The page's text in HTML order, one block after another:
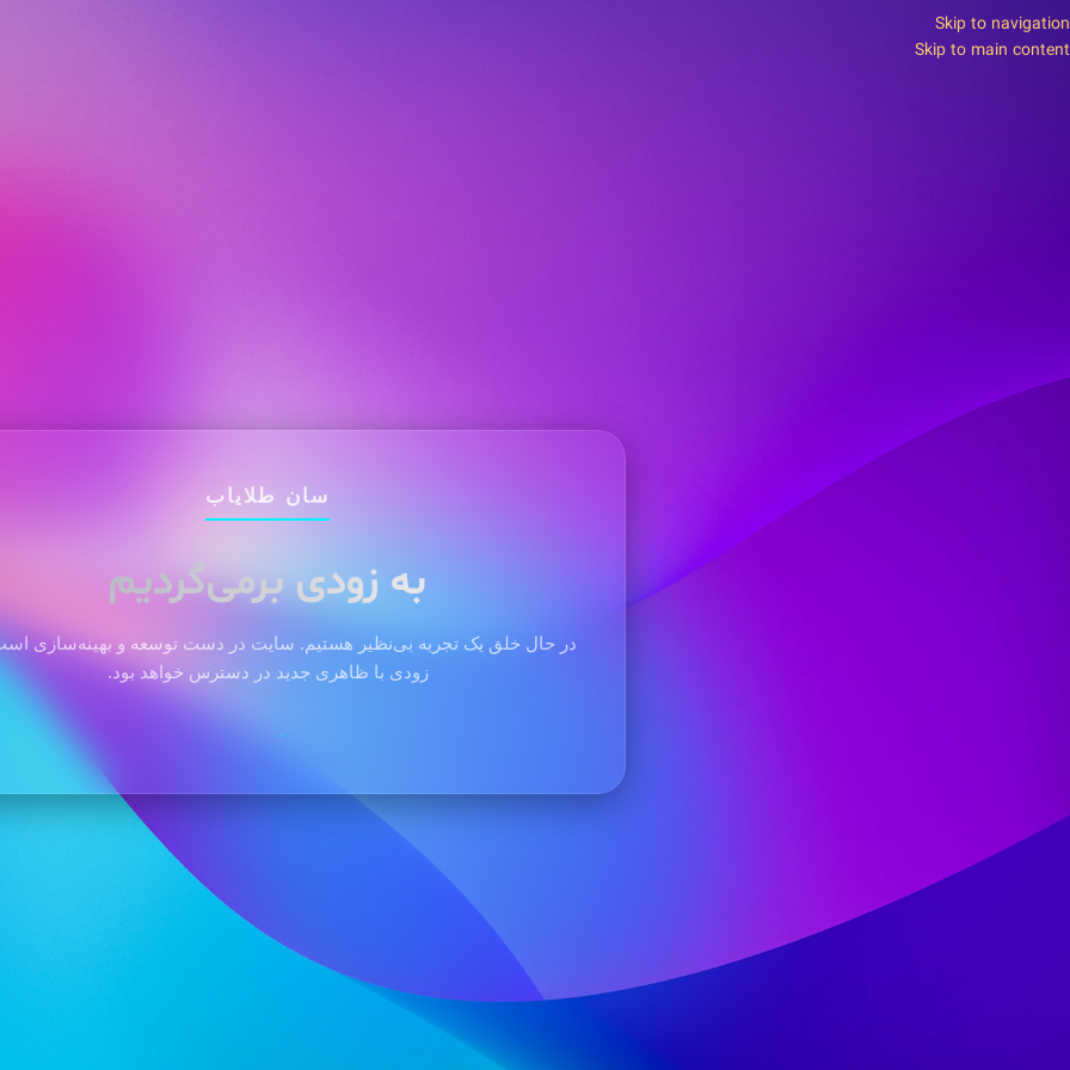
Skip to navigation
Skip to main content
سان طلایاب
به زودی برمی‌گردیم
در حال خلق یک تجربه بی‌نظیر هستیم. سایت در دست توسعه و بهینه‌سازی
زودی با ظاهری جدید در دسترس خواهد بود.